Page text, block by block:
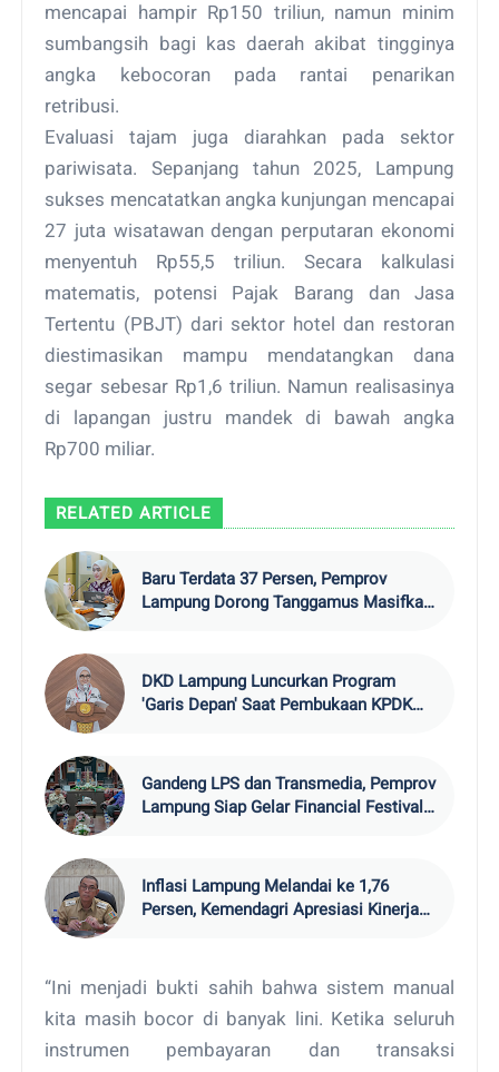
mencapai hampir Rp150 triliun, namun minim
sumbangsih bagi kas daerah akibat tingginya
angka kebocoran pada rantai penarikan
retribusi.
Evaluasi tajam juga diarahkan pada sektor
pariwisata. Sepanjang tahun 2025, Lampung
sukses mencatatkan angka kunjungan mencapai
27 juta wisatawan dengan perputaran ekonomi
menyentuh Rp55,5 triliun. Secara kalkulasi
matematis, potensi Pajak Barang dan Jasa
Tertentu (PBJT) dari sektor hotel dan restoran
diestimasikan mampu mendatangkan dana
segar sebesar Rp1,6 triliun. Namun realisasinya
di lapangan justru mandek di bawah angka
Rp700 miliar.
RELATED ARTICLE
Baru Terdata 37 Persen, Pemprov
Lampung Dorong Tanggamus Masifkan
DKD Lampung Luncurkan Program
'Garis Depan' Saat Pembukaan KPDK
Gandeng LPS dan Transmedia, Pemprov
Lampung Siap Gelar Financial Festival
Inflasi Lampung Melandai ke 1,76
Persen, Kemendagri Apresiasi Kinerja
“Ini menjadi bukti sahih bahwa sistem manual
kita masih bocor di banyak lini. Ketika seluruh
instrumen pembayaran dan transaksi